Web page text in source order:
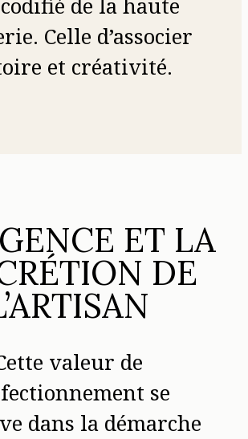
de la haute
Celle d’associer
et créativité.
ET LA
DE
valeur de
se
dans la démarche